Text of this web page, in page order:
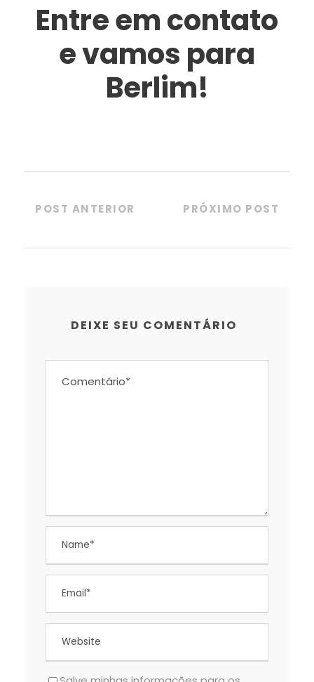
Entre em contato
e vamos para
Berlim!
POST ANTERIOR PRÓXIMO POST
DEIXE SEU COMENTÁRIO